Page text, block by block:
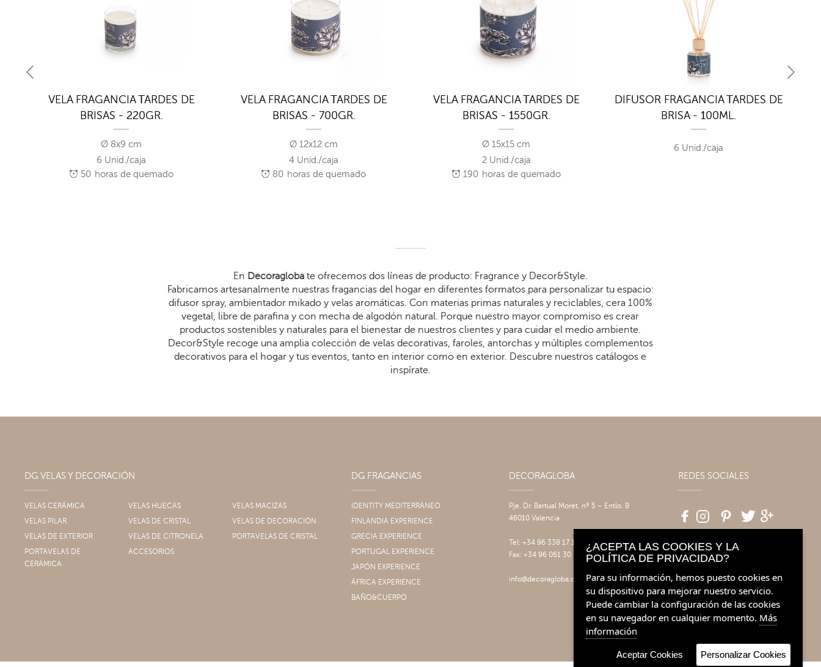
VELA FRAGANCIA TARDES DE
BRISAS - 220GR.
Ø 8x9 cm
6 Unid./caja
50 horas de quemado
VELA FRAGANCIA TARDES DE
BRISAS - 700GR.
Ø 12x12 cm
4 Unid./caja
80 horas de quemado
VELA FRAGANCIA TARDES DE
BRISAS - 1550GR.
Ø 15x15 cm
2 Unid./caja
190 horas de quemado
DIFUSOR FRAGANCIA TARDES DE
BRISA - 100ML.
6 Unid./caja
En Decoraglobate ofrecemos dos líneas de producto: Fragrance y Decor&Style.
Fabricamos artesanalmente nuestras fragancias del hogar en diferentes formatos para personalizar tu espacio:
difusor spray, ambientador mikado y velas aromáticas. Con materias primas naturales y reciclables, cera 100%
vegetal, libre de parafina y con mecha de algodón natural. Porque nuestro mayor compromiso es crear
productos sostenibles y naturales para el bienestar de nuestros clientes y para cuidar el medio ambiente.
Decor&Style recoge una amplia colección de velas decorativas, faroles, antorchas y múltiples complementos
decorativos para el hogar y tus eventos, tanto en interior como en exterior. Descubre nuestros catálogos e
inspírate.
DG VELAS Y DECORACIÓN
VELAS CERÁMICA VELAS HUECAS
VELAS MACIZAS
VELAS PILAR
VELAS DE CRISTAL
VELAS DE DECORACIÓN
VELAS DE EXTERIOR
VELAS DE CITRONELA
PORTAVELAS DE CRISTAL
PORTAVELAS DE
CERÁMICA
ACCESORIOS
DG FRAGANCIAS
IDENTITY MEDITERRÁNEO
FINLANDIA EXPERIENCE
GRECIA EXPERIENCE
PORTUGAL EXPERIENCE
JAPÓN EXPERIENCE
ÁFRICA EXPERIENCE
BAÑO&CUERPO
DECORAGLOBA
Pje. Dr. Bartual Moret, nº 5 – Entlo. B
46010 Valencia
Tel: +34 96 338 17 17
Fax: +34 96 061 30 14
info@decoragloba.com
REDES SOCIALES
¿ACEPTA LAS COOKIES Y LA
POLÍTICA DE PRIVACIDAD?
Para su información, hemos puesto cookies en
su dispositivo para mejorar nuestro servicio.
Puede cambiar la configuración de las cookies
en su navegador en cualquier momento. Más
información
Aceptar Cookies Personalizar Cookies